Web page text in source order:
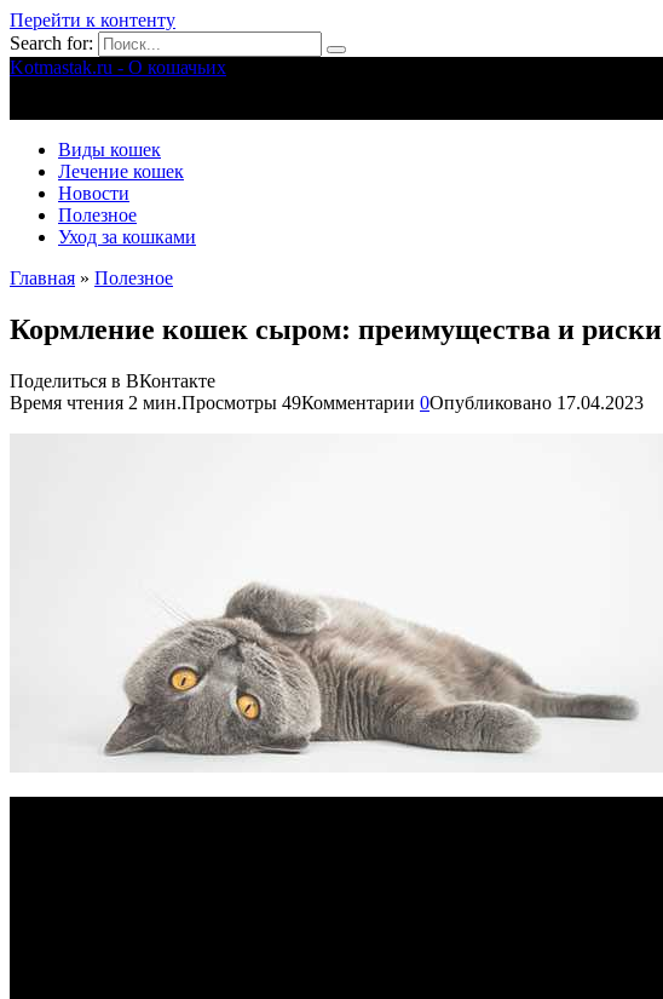
Перейти к контенту
Search for:
Kotmastak.ru - О кошачьих
Виды кошек
Лечение кошек
Новости
Полезное
Уход за кошками
Главная » Полезное
Кормление кошек сыром: преимущества и риски
Поделиться в ВКонтакте
Время чтения 2 мин.Просмотры 49Комментарии 0Опубликовано 17.04.2023